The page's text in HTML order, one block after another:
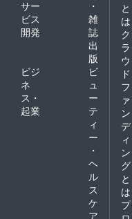
サー
ビス
開発
・
雑
誌
出
版
ビジ
ネ
ス・
起業
ビ
ュ
ー
テ
ィ
ー
・
ヘ
ル
ス
ケ
ア
と
は
ク
ラ
ウ
ド
フ
ァ
ン
デ
ィ
ン
グ
と
は
プ